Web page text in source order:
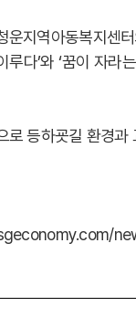
지역아동복지센
루다’와 ‘꿈이 자
등하굣길 환경과